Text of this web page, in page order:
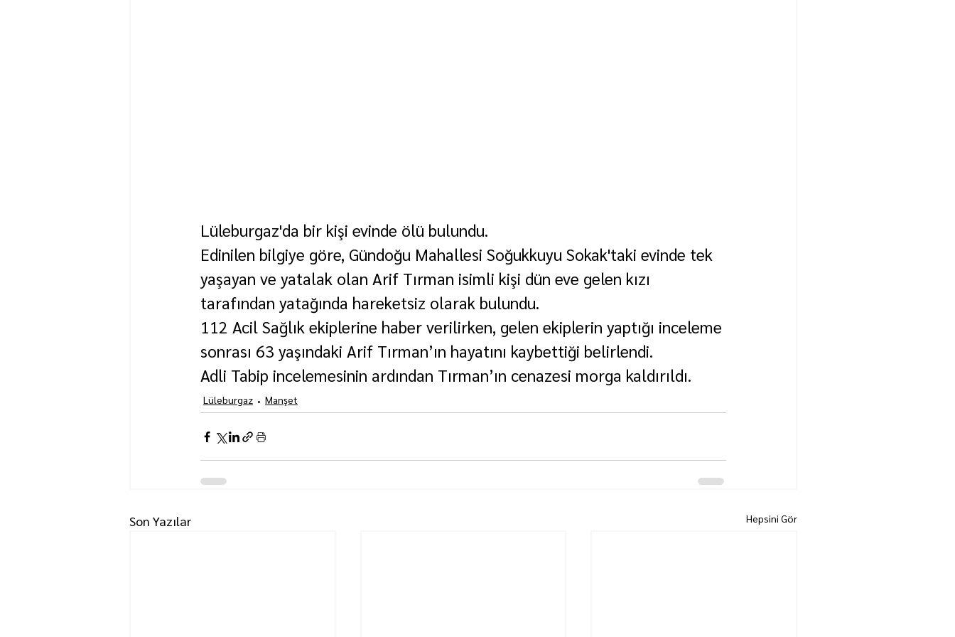
Lüleburgaz'da bir kişi evinde ölü bulundu.
Edinilen bilgiye göre, Gündoğu Mahallesi Soğukkuyu Sokak'taki evinde tek
yaşayan ve yatalak olan Arif Tırman isimli kişi dün eve gelen kızı
tarafından yatağında hareketsiz olarak bulundu.
112 Acil Sağlık ekiplerine haber verilirken, gelen ekiplerin yaptığı inceleme
sonrası 63 yaşındaki Arif Tırman’ın hayatını kaybettiği belirlendi.
Adli Tabip incelemesinin ardından Tırman’ın cenazesi morga kaldırıldı.
Lüleburgaz Manşet
Son Yazılar Hepsini Gör